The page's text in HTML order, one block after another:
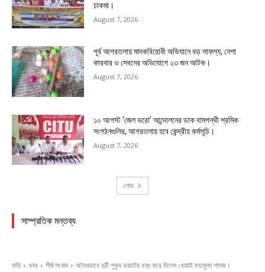
চাকমা।
August 7, 2026
পূর্ব আগরতলায় মাদকবিরোধী অভিযানে বড় সাফল্য, নেশা
কারবার ও সেবনের অভিযোগে ২৩ জন আটক।
August 7, 2026
১০ আগস্ট ‘জেল ভরো’ আন্দোলনের ডাক বামপন্থী শ্রমিক
সংগঠনগুলির, আগরতলায় হবে কেন্দ্রীয় কর্মসূচি।
August 7, 2026
লোড
সাম্প্রতিক মন্তব্য